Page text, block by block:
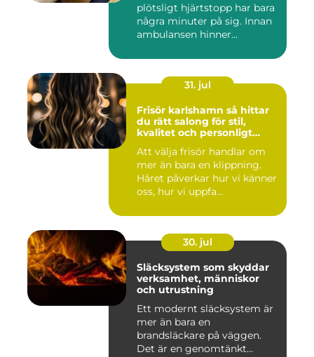
plötsligt hjärtstopp har bara
några minuter på sig. Innan
ambulansen hinner...
31. jul
Frisör karlshamn så hittar
du rätt salong för stil,
kvalitet och personligt
Att välja frisör handlar om
mer än bara en klippning.
Håret påverkar hur vi känner
oss, hur vi uppfa...
30. jul
Släcksystem som skyddar
verksamhet, människor
och utrustning
Ett modernt släcksystem är
mer än bara en
brandsläckare på väggen.
Det är en genomtänkt